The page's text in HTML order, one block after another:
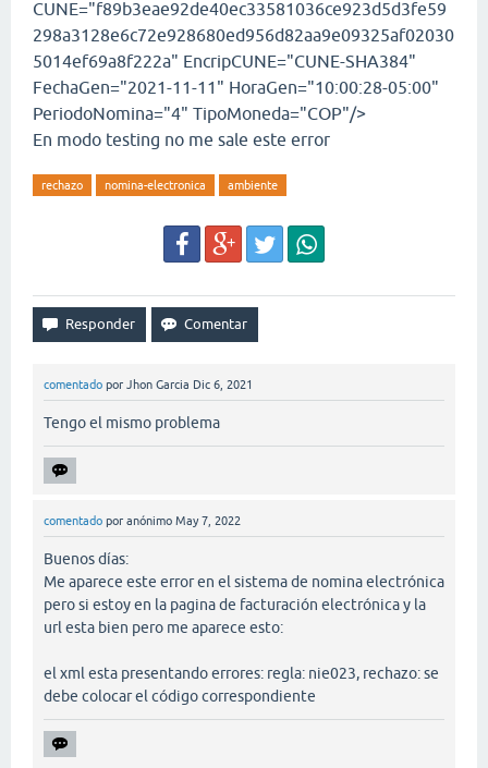
CUNE="f89b3eae92de40ec33581036ce923d5d3fe59
298a3128e6c72e928680ed956d82aa9e09325af02030
5014ef69a8f222a" EncripCUNE="CUNE-SHA384"
FechaGen="2021-11-11" HoraGen="10:00:28-05:00"
PeriodoNomina="4" TipoMoneda="COP"/>
En modo testing no me sale este error
rechazo nomina-electronica ambiente
comentado por Jhon Garcia Dic 6, 2021
Tengo el mismo problema
comentado por anónimo May 7, 2022
Buenos días:
Me aparece este error en el sistema de nomina electrónica
pero si estoy en la pagina de facturación electrónica y la
url esta bien pero me aparece esto:
el xml esta presentando errores: regla: nie023, rechazo: se
debe colocar el código correspondiente